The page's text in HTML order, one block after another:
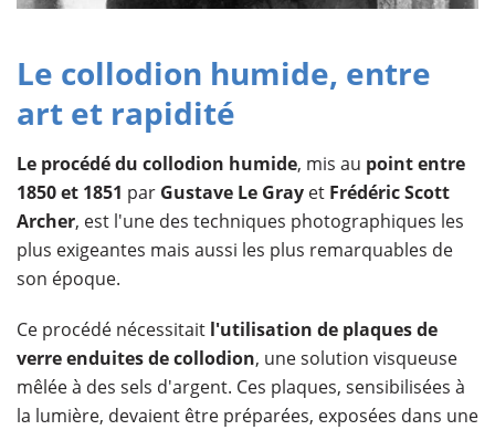
Le collodion humide, entre
art et rapidité
Le procédé du collodion humide, mis au point entre
1850 et 1851 par Gustave Le Gray et Frédéric Scott
Archer, est l'une des techniques photographiques les
plus exigeantes mais aussi les plus remarquables de
son époque.
Ce procédé nécessitait l'utilisation de plaques de
verre enduites de collodion, une solution visqueuse
mêlée à des sels d'argent. Ces plaques, sensibilisées à
la lumière, devaient être préparées, exposées dans une